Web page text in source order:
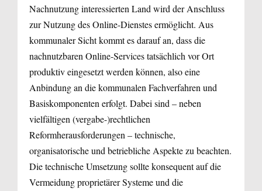
Nachnutzung interessierten Land wird der Anschluss
zur Nutzung des Online-Dienstes ermöglicht. Aus
kommunaler Sicht kommt es darauf an, dass die
nachnutzbaren Online-Services tatsächlich vor Ort
produktiv eingesetzt werden können, also eine
Anbindung an die kommunalen Fachverfahren und
Basiskomponenten erfolgt. Dabei sind – neben
vielfältigen (vergabe-)rechtlichen
Reformherausforderungen – technische,
organisatorische und betriebliche Aspekte zu beachten.
Die technische Umsetzung sollte konsequent auf die
Vermeidung proprietärer Systeme und die